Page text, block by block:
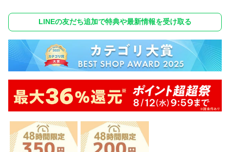
LINEの友だち追加で特典や最新情報を受け取る